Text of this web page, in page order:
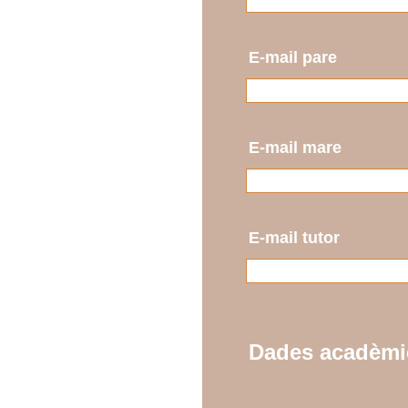
E-mail pare
E-mail mare
E-mail tutor
Dades